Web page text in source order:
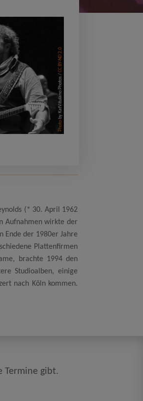
Photo
by KatVitulano Photos /
CC BY-ND 2.0
(* 30. April 1962
Aufnahmen wirkte der
Ende der 1980er Jahre
Plattenfirmen
brachte 1994 den
Studioalben, einige
nach Köln kommen.
Termine gibt.